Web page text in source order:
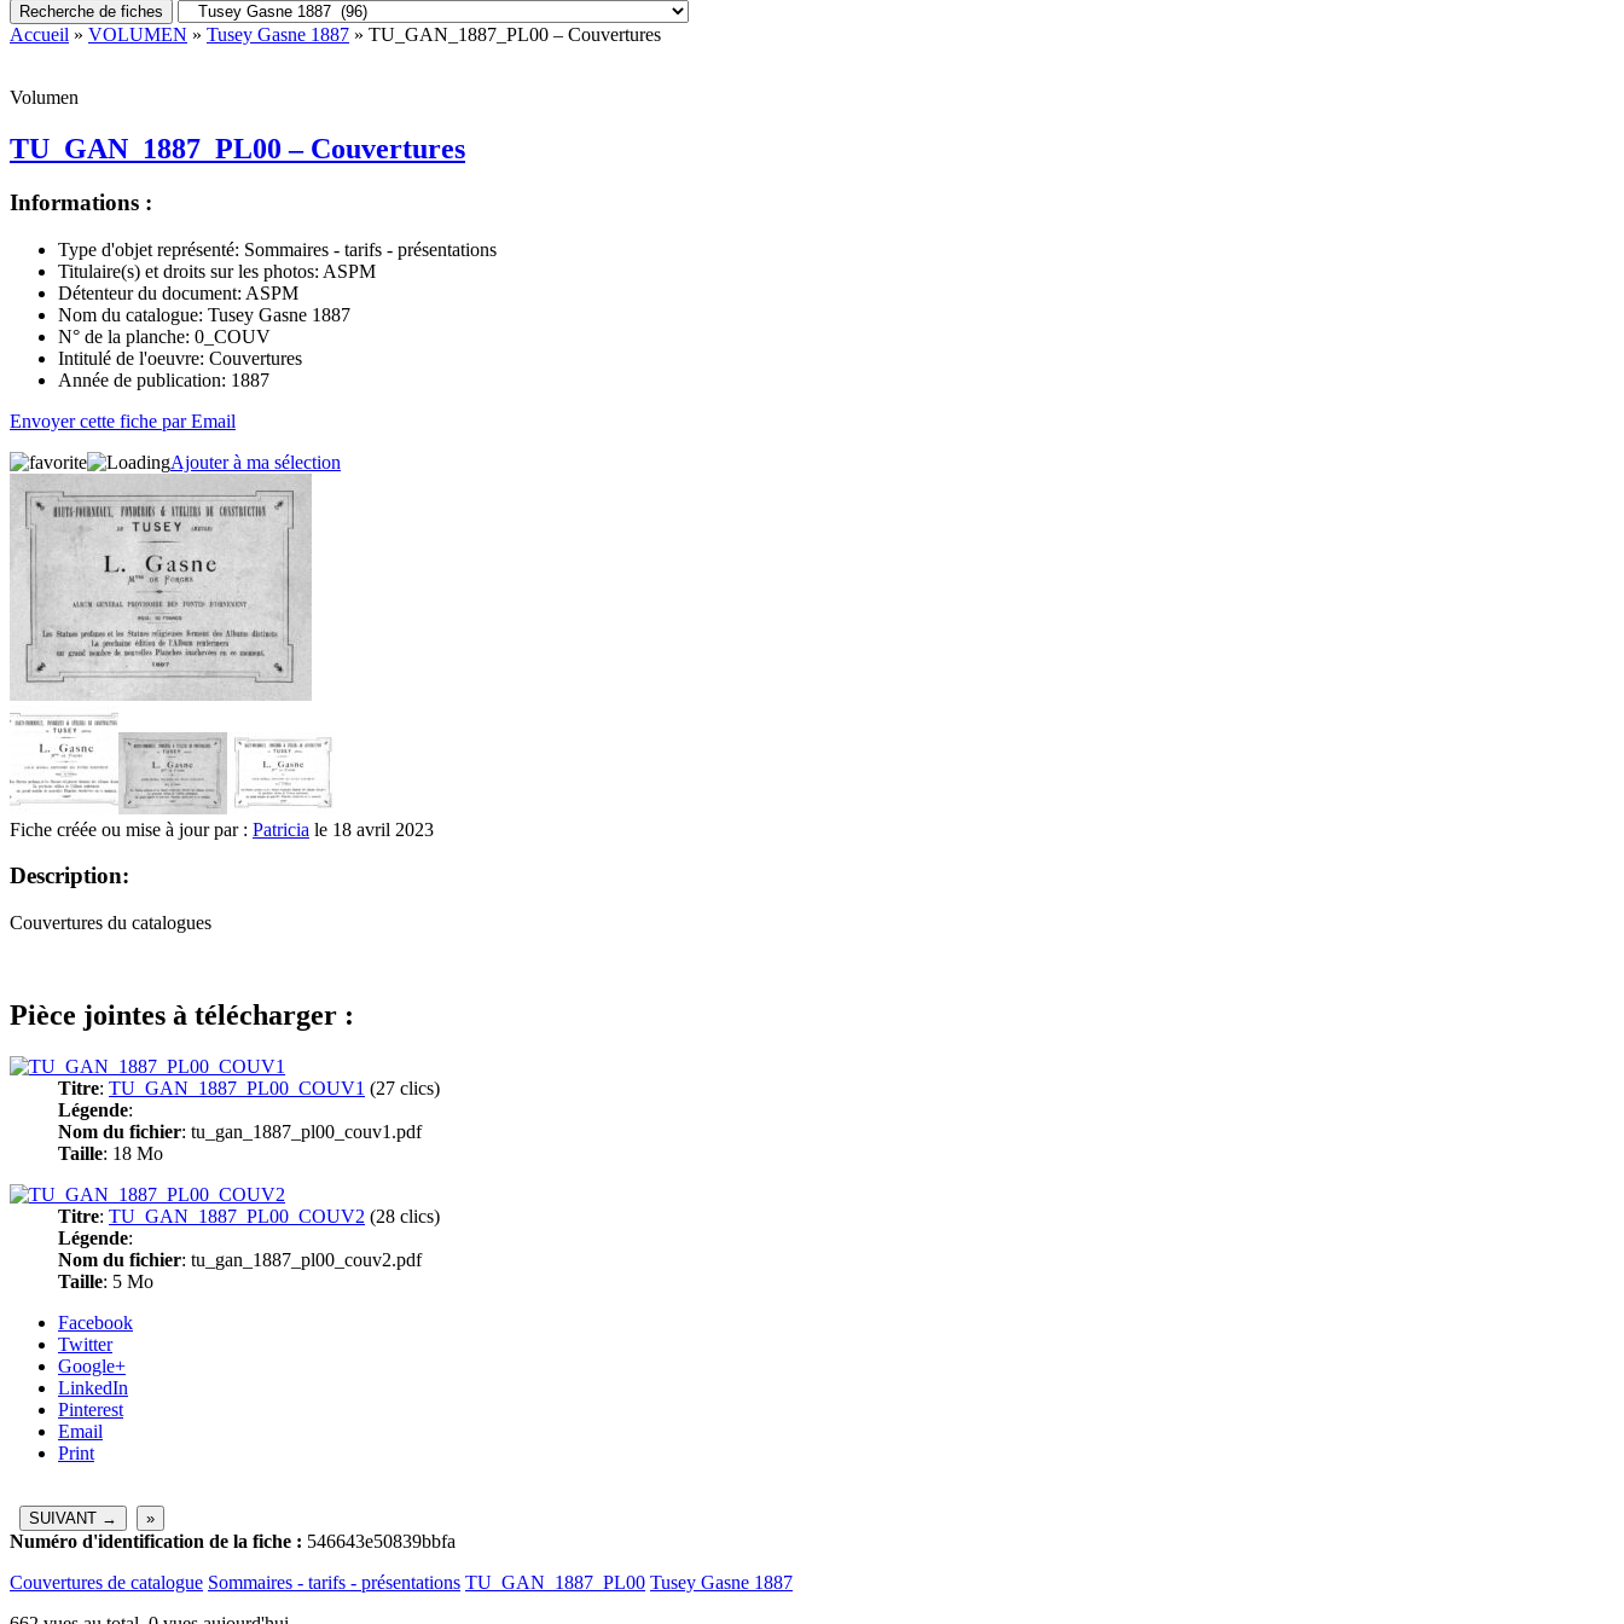
Recherche de fiches
Accueil » VOLUMEN » Tusey Gasne 1887 » TU_GAN_1887_PL00 – Couvertures
Volumen
TU_GAN_1887_PL00 – Couvertures
Informations :
Type d'objet représenté: Sommaires - tarifs - présentations
Titulaire(s) et droits sur les photos: ASPM
Détenteur du document: ASPM
Nom du catalogue: Tusey Gasne 1887
N° de la planche: 0_COUV
Intitulé de l'oeuvre: Couvertures
Année de publication: 1887
Envoyer cette fiche par Email
Ajouter à ma sélection
Fiche créée ou mise à jour par : Patricia le 18 avril 2023
Description:
Couvertures du catalogues
Pièce jointes à télécharger :
Titre: TU_GAN_1887_PL00_COUV1 (27 clics)
Légende:
Nom du fichier: tu_gan_1887_pl00_couv1.pdf
Taille: 18 Mo
Titre: TU_GAN_1887_PL00_COUV2 (28 clics)
Légende:
Nom du fichier: tu_gan_1887_pl00_couv2.pdf
Taille: 5 Mo
Facebook
Twitter
Google+
LinkedIn
Pinterest
Email
Print
SUIVANT → »
Numéro d'identification de la fiche : 546643e50839bbfa
Couvertures de catalogue Sommaires - tarifs - présentations TU_GAN_1887_PL00 Tusey Gasne 1887